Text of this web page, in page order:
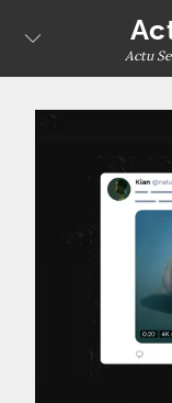
content
Actu